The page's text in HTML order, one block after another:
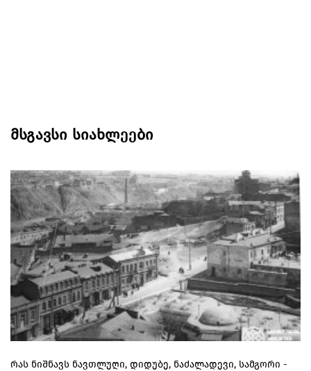
მსგავსი სიახლეები
რას ნიშნავს ნავთლუღი, დიდუბე, ნაძალადევი, სამგორი -